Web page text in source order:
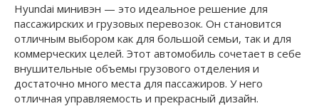
Hyundai минивэн — это идеальное решение для
пассажирских и грузовых перевозок. Он становится
отличным выбором как для большой семьи, так и для
коммерческих целей. Этот автомобиль сочетает в себе
внушительные объемы грузового отделения и
достаточно много места для пассажиров. У него
отличная управляемость и прекрасный дизайн.